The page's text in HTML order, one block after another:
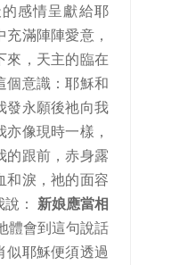
感情呈獻給耶
滿陣陣愛意，
來，天主的臨在
個意識：耶穌和
發永願後祂向我
像現時一樣，
的跟前，赤身露
和淚，祂的面容
： 新娘應當相
體會到這句說話
似耶穌便須透過